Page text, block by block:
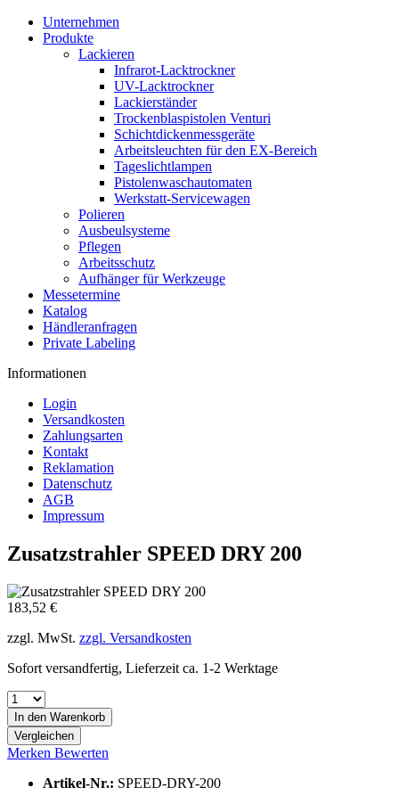
Unternehmen
Produkte
Lackieren
Infrarot-Lacktrockner
UV-Lacktrockner
Lackierständer
Trockenblaspistolen Venturi
Schichtdickenmessgeräte
Arbeitsleuchten für den EX-Bereich
Tageslichtlampen
Pistolenwaschautomaten
Werkstatt-Servicewagen
Polieren
Ausbeulsysteme
Pflegen
Arbeitsschutz
Aufhänger für Werkzeuge
Messetermine
Katalog
Händleranfragen
Private Labeling
Informationen
Login
Versandkosten
Zahlungsarten
Kontakt
Reklamation
Datenschutz
AGB
Impressum
Zusatzstrahler SPEED DRY 200
183,52 €
zzgl. MwSt. zzgl. Versandkosten
Sofort versandfertig, Lieferzeit ca. 1-2 Werktage
In den Warenkorb
Vergleichen
Merken Bewerten
Artikel-Nr.: SPEED-DRY-200